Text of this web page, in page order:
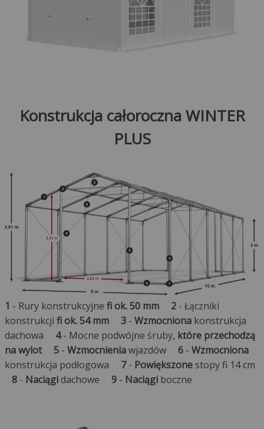
Konstrukcja całoroczna WINTER
PLUS
1 - Rury konstrukcyjne fi ok. 50 mm 2- Łączniki
konstrukcji fi ok. 54 mm 3- Wzmocnionakonstrukcja
dachowa 4- Mocne podwójne śruby, które przechodzą
na wylot
5- Wzmocnieniawjazdów 6- Wzmocniona
konstrukcja podłogowa 7- Powiększonestopy fi 14 cm
8- Naciągidachowe 9- Naciągiboczne